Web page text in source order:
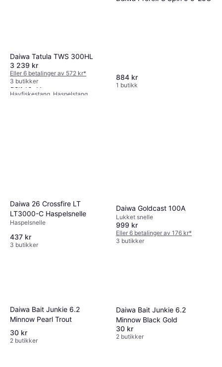
Daiwa Exceler Nordic Spin 4-
delt 10-11
Havfiskestang, Haspelstang
Daiwa Tatula TWS 300HL
3 239 kr
Eller 6 betalinger av 572 kr*
3 butikker
884 kr
1 butikk
Daiwa 26 Crossfire LT
LT3000-C Haspelsnelle
Haspelsnelle
437 kr
3 butikker
Daiwa Goldcast 100A
Lukket snelle
999 kr
Eller 6 betalinger av 176 kr*
3 butikker
Daiwa Bait Junkie 6.2
Minnow Pearl Trout
30 kr
2 butikker
Daiwa Bait Junkie 6.2
Minnow Black Gold
30 kr
2 butikker